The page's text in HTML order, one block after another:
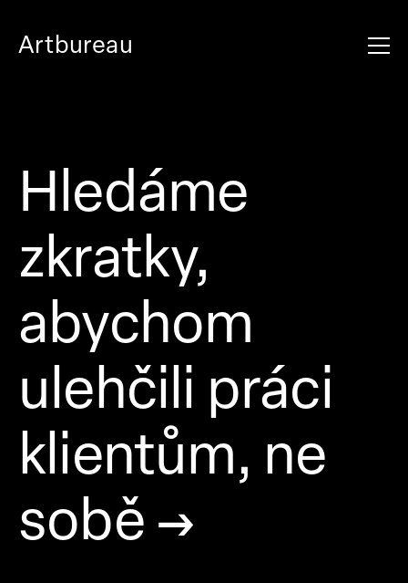
Artbureau
Hledáme
zkratky,
abychom
ulehčili práci
klientům, ne
sobě →